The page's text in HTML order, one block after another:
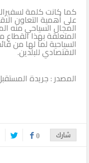
كما كانت كلمة
على أهمية التعاون
المجال السياحي منه
المتعلقة بهذا
السياحية لما لها من
الاقتصادي للبلدين.
المصدر : جريدة المستقبل
شارك 0